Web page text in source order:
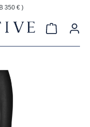
350 € )